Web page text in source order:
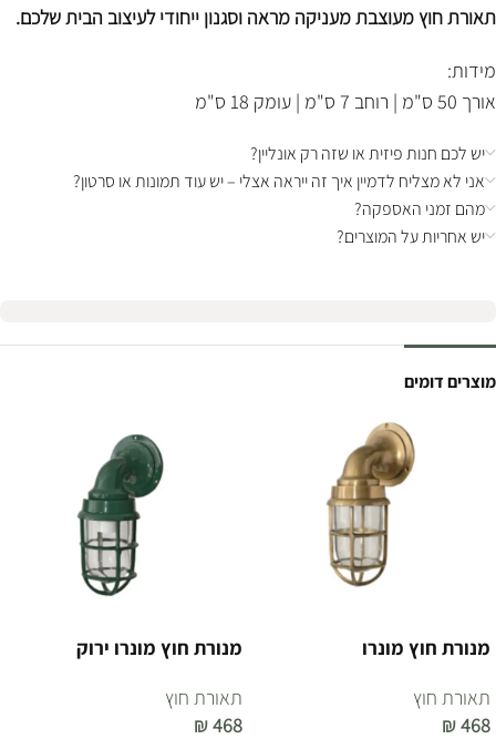
תאורת חוץ מעוצבת מעניקה מראה וסגנון ייחודי לעיצוב הבית שלכם.
מידות:
אורך 50 ס"מ | רוחב 7 ס"מ | עומק 18 ס"מ
יש לכם חנות פיזית או שזה רק אונליין?
אני לא מצליח לדמיין איך זה ייראה אצלי – יש עוד תמונות או סרטון?
מהם זמני האספקה?
יש אחריות על המוצרים?
מוצרים דומים
מנורת חוץ מונרו
תאורת חוץ
₪468
מנורת חוץ מונרו ירוק
תאורת חוץ
₪468